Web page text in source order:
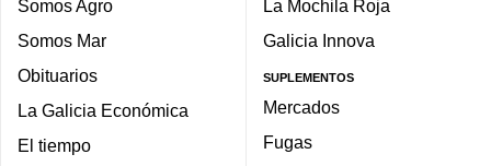
Somos Agro
Somos Mar
Obituarios
La Galicia Económica
El tiempo
La Mochila Roja
Galicia Innova
SUPLEMENTOS
Mercados
Fugas